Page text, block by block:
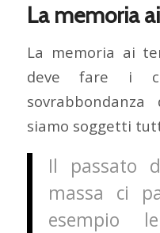
La memoria
La memoria ai
deve fare i
siamo soggetti
Il passato
massa ci
esempio